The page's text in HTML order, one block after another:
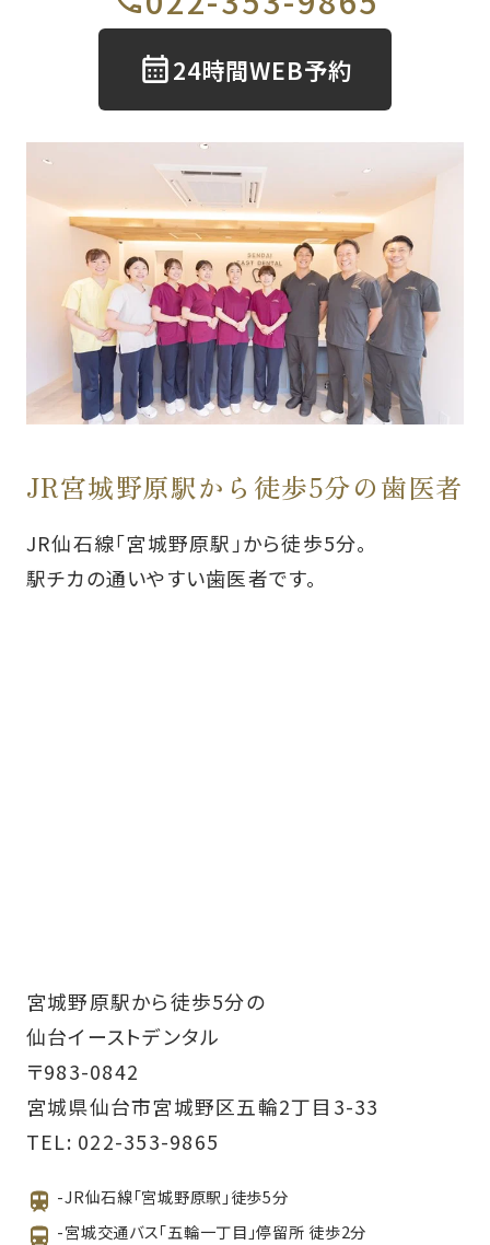
24時間WEB予約
JR宮城野原駅から徒歩5分の歯医者
JR仙石線「宮城野原駅」から徒歩5分。
駅チカの通いやすい歯医者です。
宮城野原駅から徒歩5分の
仙台イーストデンタル
〒983-0842
宮城県仙台市宮城野区五輪2丁目3-33
TEL: 022-353-9865
-JR仙石線「宮城野原駅」徒歩5分
-宮城交通バス「五輪一丁目」停留所 徒歩2分